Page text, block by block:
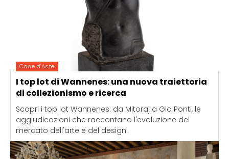
Case d'Aste
I top lot di Wannenes: una nuova traiettoria
di collezionismo e ricerca
Scopri i top lot Wannenes: da Mitoraj a Gio Ponti, le
aggiudicazioni che raccontano l'evoluzione del
mercato dell'arte e del design.